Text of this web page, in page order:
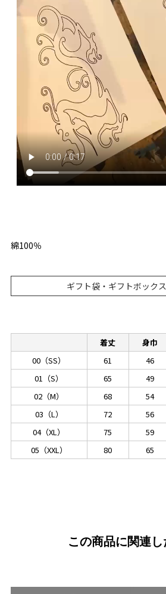
綿100％
ギフト袋・ギフトボック
着丈 身巾
00（SS）
61 46
01（S）
65 49
02（M）
68 54
03（L）
72 56
04（XL）
75 59
05（XXL）
80 65
この商品に関連